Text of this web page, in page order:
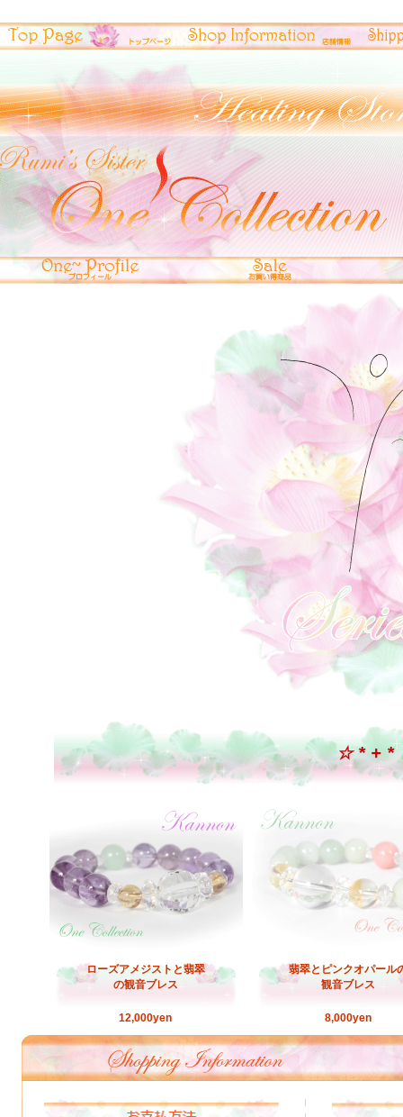
☆ * +
ローズアメジストと翡翠
の観音ブレス
12,000yen
翡翠とピンクオパール
観音ブレス
8,000yen